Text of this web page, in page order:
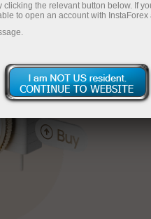
รถรับโบนัส
และใช้
นและข้อเสนอ
ละความเร็ว
วกัน Aleš
และวินัยเข้าสู่
านะพันธมิตรที่
กค้าบรรลุเป้า
วของคุณ
ของขวัญมูลค่าสูงสุด
— เรารับประกัน
ตัวคูณที่ใหญ่ที่สุด
the relevant button below. If
to open an account with InstaForex